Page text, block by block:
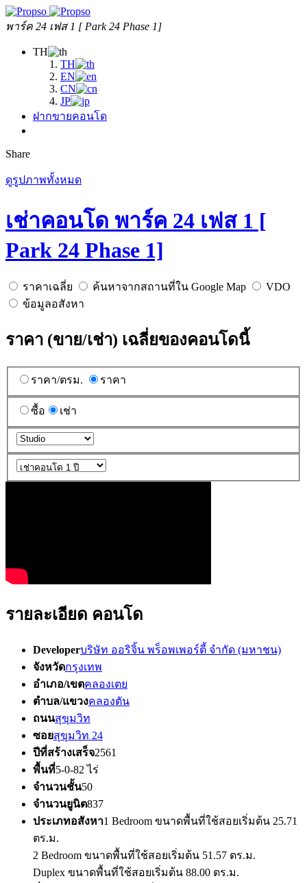
พาร์ค 24 เฟส 1 [ Park 24 Phase 1]
TH
TH
EN
CN
JP
ฝากขายคอนโด
Share
ดูรูปภาพทั้งหมด
เช่าคอนโด พาร์ค 24 เฟส 1 [
Park 24 Phase 1]
ราคาเฉลี่ย ค้นหาจากสถานที่ใน Google Map
VDO
ข้อมูลอสังหา
ราคา (ขาย/เช่า) เฉลี่ยของคอนโดนี้
ราคา/ตรม. ราคา
ซื้อ เช่า
รายละเอียด คอนโด
Developerบริษัท ออริจิ้น พร็อพเพอร์ตี้ จำกัด (มหาชน)
จังหวัดกรุงเทพ
อำเภอ/เขตคลองเตย
ตำบล/แขวงคลองตัน
ถนนสุขุมวิท
ซอยสุขุมวิท 24
ปีที่สร้างเสร็จ2561
พื้นที่5-0-82 ไร่
จำนวนชั้น50
จำนวนยูนิต837
ประเภทอสังหา1 Bedroom ขนาดพื้นที่ใช้สอยเริ่มต้น 25.71
ตร.ม.
2 Bedroom ขนาดพื้นที่ใช้สอยเริ่มต้น 51.57 ตร.ม.
Duplex ขนาดพื้นที่ใช้สอยเริ่มต้น 88.00 ตร.ม.